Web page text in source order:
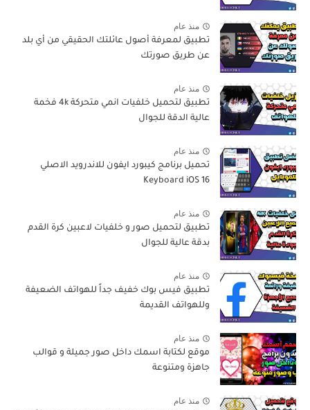
منذ عام
تطبيق لمعرفة أصول عائلتك الحقيقي من أي بلد
عن طريق صورتك
منذ عام
تطبيق لتحميل خلفيات انمي متحركة 4k فخمة
عالية الدقة للجوال
منذ عام
تحميل برنامج كيبورد ايفون للاندرويد الاصلي
Keyboard iOS 16
منذ عام
تطبيق لتحميل صور و خلفيات لاعبين كرة القدم
بدقة عالية للجوال
منذ عام
تطبيق فيس بوك خفيف جداً للهواتف الضعيفة
وللهواتف القديمة
منذ عام
موقع لكتابة اسمك داخل صور جميلة و قوالب
جاهزة ومتنوعة
منذ عام